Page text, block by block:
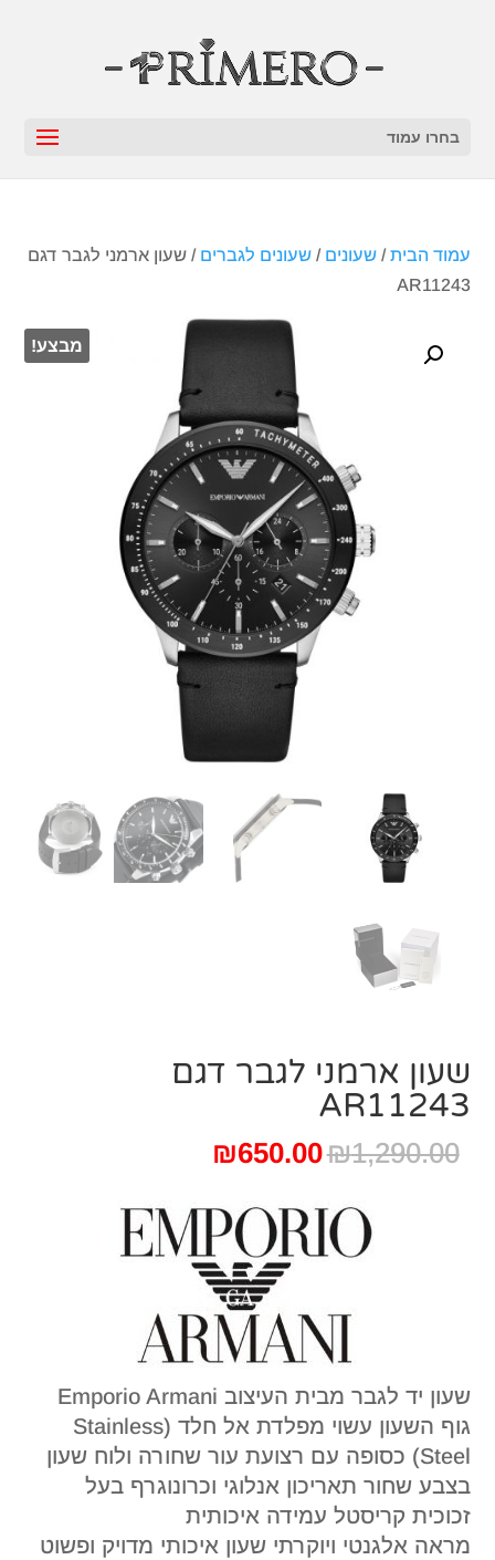
בחרו עמוד
עמוד הבית/שעונים /שעונים לגברים / שעון ארמני לגבר דגם
AR11243
מבצע!
שעון ארמני לגבר דגם
AR11243
₪1,290.00
המחיר
היה:
₪1,290.00.
₪650.00
הוא:
₪650.00.
שעון יד לגבר מבית העיצוב Emporio Armani
גוף השעון עשוי מפלדת אל חלד (Stainless
Steel) כסופה עם רצועת עור שחורה ולוח שעון
בצבע שחור תאריכון אנלוגי וכרונוגרף בעל
זכוכית קריסטל עמידה איכותית
מראה אלגנטי ויוקרתי שעון איכותי מדויק ופשוט